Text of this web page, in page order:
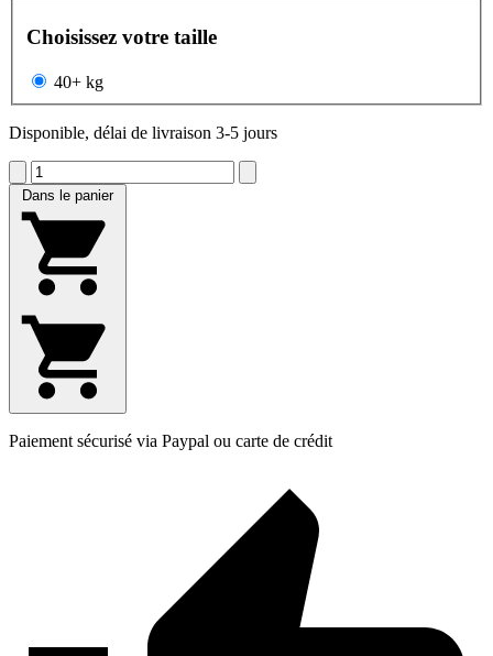
Choisissez votre taille
40+ kg
Disponible, délai de livraison 3-5 jours
Dans le panier
Paiement sécurisé via Paypal ou carte de crédit